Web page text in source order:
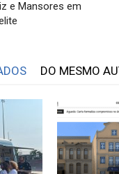
e Mansores em
DO MESMO